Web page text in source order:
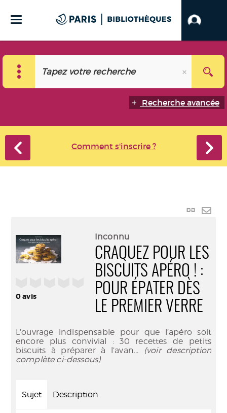
Recherche avancée
Comment s'inscrire ?
Lien
mail
0avis
Inconnu
CRAQUEZ POUR LES
BISCUITS APÉRO ! :
POUR ÉPATER DÈS
LE PREMIER VERRE
L’ouvrage indispensable pour que l’apéro soit
encore plus convivial : 30 recettes de petits
biscuits à préparer à l’avan... (voir description
complète ci-dessous)
Sujet Description